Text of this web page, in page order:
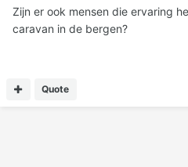
Zijn er ook mensen die ervaring
caravan in de bergen?
Quote